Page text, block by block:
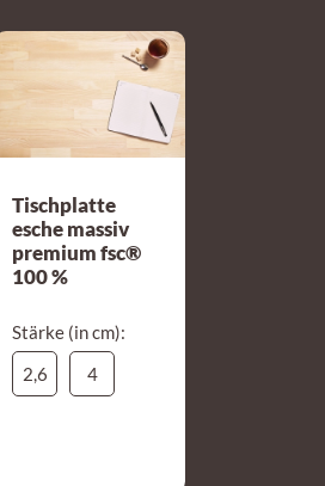
Tischplatte
esche massiv
premium fsc®
100 %
Stärke (in cm):
2,6
4